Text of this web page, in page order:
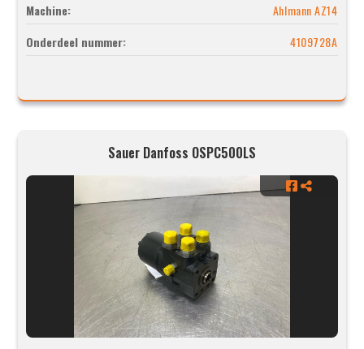
Machine:
Ahlmann AZ14
Onderdeel nummer:
4109728A
Sauer Danfoss OSPC500LS